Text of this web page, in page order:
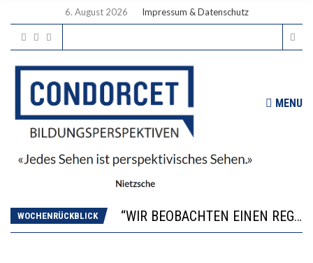
6. August 2026 Impressum & Datenschutz
MENU
WOCHENRÜCKBLICK
“WIR BEOBACHTEN EINEN REGELRECHTEN STURZFLUG BEI DEN LERNLEISTUNGEN”
DIE VERSTÄRKTE HARMONISIERUNG IM SCHULWESEN VERRINGERT DAS INNOVATIONSPOTENZIAL